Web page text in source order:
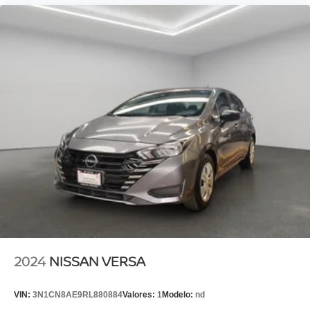
2024 NISSAN VERSA
VIN: 3N1CN8AE9RL880884Valores: 1Modelo: nd